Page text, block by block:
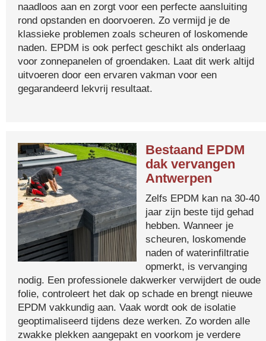
naadloos aan en zorgt voor een perfecte aansluiting
rond opstanden en doorvoeren. Zo vermijd je de
klassieke problemen zoals scheuren of loskomende
naden. EPDM is ook perfect geschikt als onderlaag
voor zonnepanelen of groendaken. Laat dit werk altijd
uitvoeren door een ervaren vakman voor een
gegarandeerd lekvrij resultaat.
Bestaand EPDM
dak vervangen
Antwerpen
Zelfs EPDM kan na 30-40
jaar zijn beste tijd gehad
hebben. Wanneer je
scheuren, loskomende
naden of waterinfiltratie
opmerkt, is vervanging
nodig. Een professionele dakwerker verwijdert de oude
folie, controleert het dak op schade en brengt nieuwe
EPDM vakkundig aan. Vaak wordt ook de isolatie
geoptimaliseerd tijdens deze werken. Zo worden alle
zwakke plekken aangepakt en voorkom je verdere